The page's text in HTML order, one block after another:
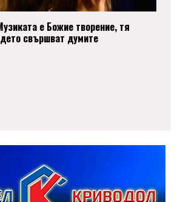
е Божие творение, тя
свършват думите